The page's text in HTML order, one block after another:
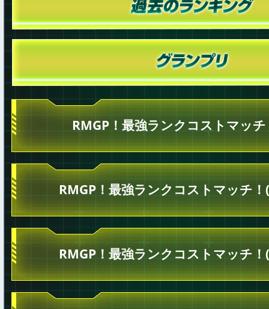
RMGP！最強ランクコストマッ
RMGP！最強ランクコストマッチ
RMGP！最強ランクコストマッチ